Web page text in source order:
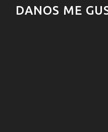
DANOS ME